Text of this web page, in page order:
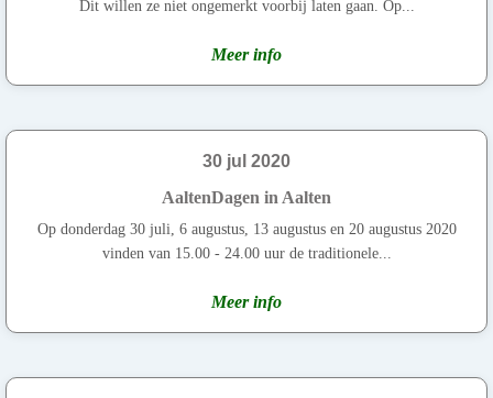
Dit willen ze niet ongemerkt voorbij laten gaan. Op...
Meer info
30 jul 2020
AaltenDagen in Aalten
Op donderdag 30 juli, 6 augustus, 13 augustus en 20 augustus 2020
vinden van 15.00 - 24.00 uur de traditionele...
Meer info